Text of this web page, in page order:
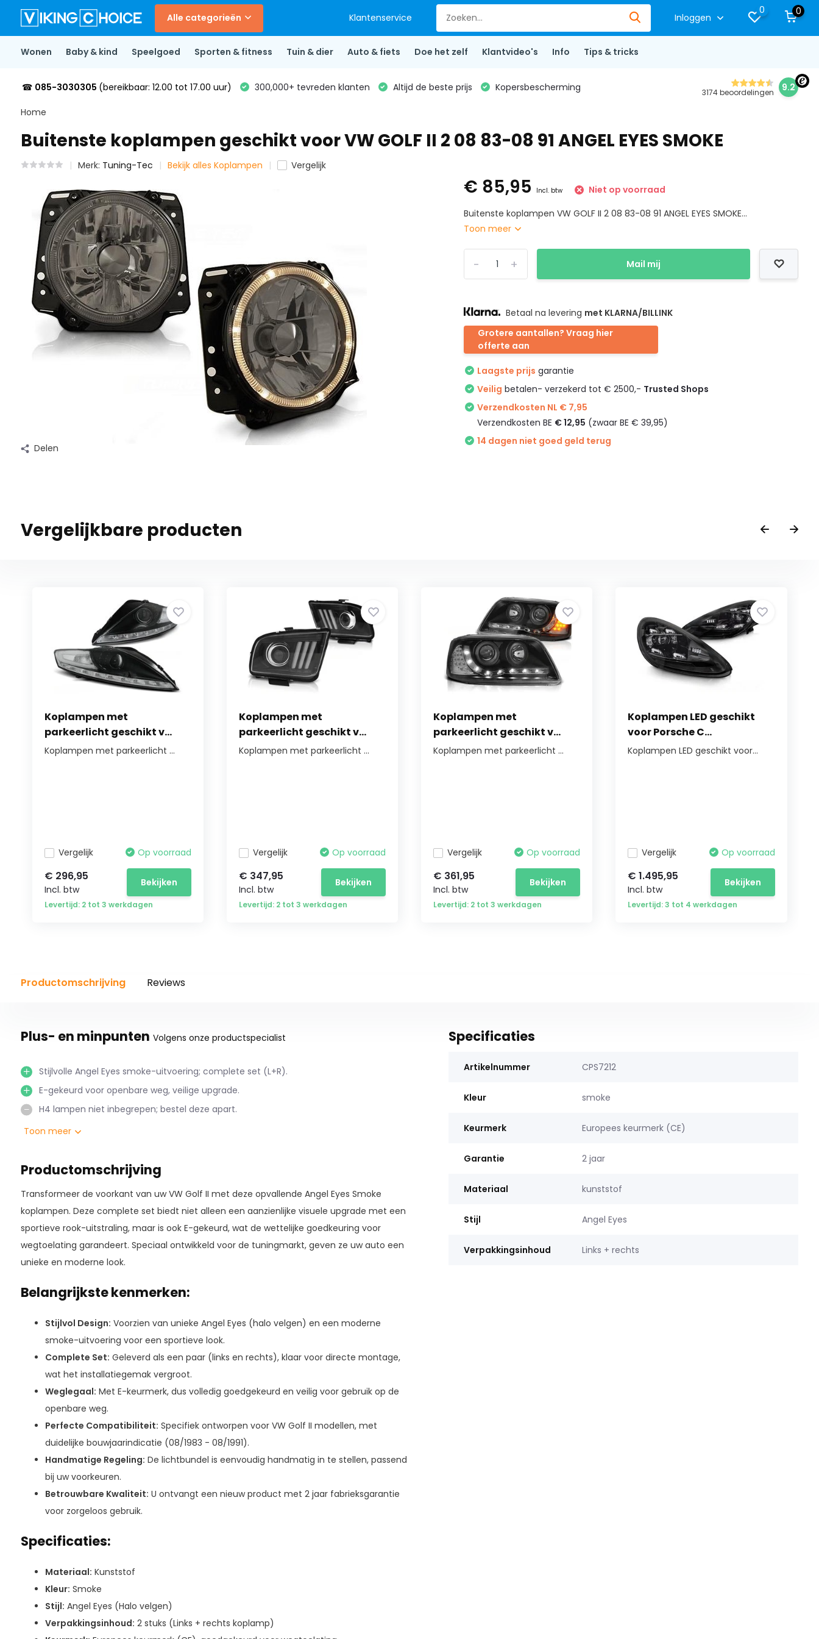
Alle categorieën Klantenservice Inloggen
0 0
Wonen Baby & kind Speelgoed Sporten & fitness Tuin & dier Auto & fiets Doe het zelf Klantvideo's Info Tips & tricks
☎ 085-3030305 (bereikbaar: 12.00 tot 17.00 uur) 300,000+ tevreden klanten Altijd de beste prijs Kopersbescherming 3174 beoordelingen 9.2
Home
Buitenste koplampen geschikt voor VW GOLF II 2 08 83-08 91 ANGEL EYES SMOKE
Merk: Tuning-Tec Bekijk alles Koplampen Vergelijk
Delen
€ 85,95 Incl. btw
Niet op voorraad
Buitenste koplampen VW GOLF II 2 08 83-08 91 ANGEL EYES SMOKE...
Toon meer
+
- Mail mij
Betaal na levering met KLARNA/BILLINK
Grotere aantallen? Vraag hier
offerte aan
Laagste prijs garantie
Veilig betalen- verzekerd tot € 2500,- Trusted Shops
Verzendkosten NL € 7,95
Verzendkosten BE € 12,95 (zwaar BE € 39,95)
14 dagen niet goed geld terug
Vergelijkbare producten
Koplampen met
parkeerlicht geschikt v...
Koplampen met parkeerlicht ...
Vergelijk Op voorraad
€ 296,95
Incl. btw
Bekijken
Levertijd: 2 tot 3 werkdagen
Koplampen met
parkeerlicht geschikt v...
Koplampen met parkeerlicht ...
Vergelijk Op voorraad
€ 347,95
Incl. btw
Bekijken
Levertijd: 2 tot 3 werkdagen
Koplampen met
parkeerlicht geschikt v...
Koplampen met parkeerlicht ...
Vergelijk Op voorraad
€ 361,95
Incl. btw
Bekijken
Levertijd: 2 tot 3 werkdagen
Koplampen LED geschikt
voor Porsche C...
Koplampen LED geschikt voor...
Vergelijk Op voorraad
€ 1.495,95
Incl. btw
Bekijken
Levertijd: 3 tot 4 werkdagen
Productomschrijving Reviews
Plus- en minpunten Volgens onze productspecialist
Stijlvolle Angel Eyes smoke-uitvoering; complete set (L+R).
E-gekeurd voor openbare weg, veilige upgrade.
H4 lampen niet inbegrepen; bestel deze apart.
Toon meer
Productomschrijving
Transformeer de voorkant van uw VW Golf II met deze opvallende Angel Eyes Smoke
koplampen. Deze complete set biedt niet alleen een aanzienlijke visuele upgrade met een
sportieve rook-uitstraling, maar is ook E-gekeurd, wat de wettelijke goedkeuring voor
wegtoelating garandeert. Speciaal ontwikkeld voor de tuningmarkt, geven ze uw auto een
unieke en moderne look.
Belangrijkste kenmerken:
Stijlvol Design: Voorzien van unieke Angel Eyes (halo velgen) en een moderne
smoke-uitvoering voor een sportieve look.
Complete Set: Geleverd als een paar (links en rechts), klaar voor directe montage,
wat het installatiegemak vergroot.
Weglegaal: Met E-keurmerk, dus volledig goedgekeurd en veilig voor gebruik op de
openbare weg.
Perfecte Compatibiliteit: Specifiek ontworpen voor VW Golf II modellen, met
duidelijke bouwjaarindicatie (08/1983 - 08/1991).
Handmatige Regeling: De lichtbundel is eenvoudig handmatig in te stellen, passend
bij uw voorkeuren.
Betrouwbare Kwaliteit: U ontvangt een nieuw product met 2 jaar fabrieksgarantie
voor zorgeloos gebruik.
Specificaties:
Materiaal: Kunststof
Kleur: Smoke
Stijl: Angel Eyes (Halo velgen)
Verpakkingsinhoud: 2 stuks (Links + rechts koplamp)
Specificaties
Artikelnummer CPS7212
Kleur smoke
Keurmerk Europees keurmerk (CE)
Garantie 2 jaar
Materiaal kunststof
Stijl Angel Eyes
Verpakkingsinhoud Links + rechts